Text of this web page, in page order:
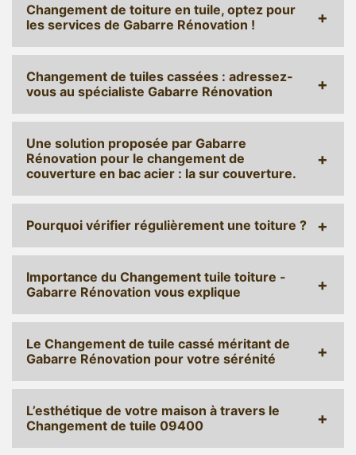
Changement de toiture en tuile, optez pour
les services de Gabarre Rénovation !
Changement de tuiles cassées : adressez-
vous au spécialiste Gabarre Rénovation
Une solution proposée par Gabarre
Rénovation pour le changement de
couverture en bac acier : la sur couverture.
Pourquoi vérifier régulièrement une toiture ?
Importance du Changement tuile toiture -
Gabarre Rénovation vous explique
Le Changement de tuile cassé méritant de
Gabarre Rénovation pour votre sérénité
L’esthétique de votre maison à travers le
Changement de tuile 09400